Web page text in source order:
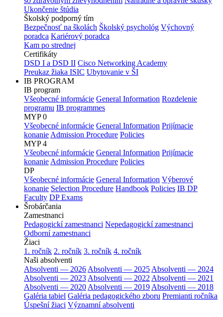
Ukončenie štúdia
Školský podporný tím
Bezpečnosť na školách Školský psychológ Výchovný
poradca Kariérový poradca
Kam po strednej
Certifikáty
DSD I a DSD II Cisco Networking Academy
Preukaz žiaka ISIC Ubytovanie v ŠI
IB PROGRAM
IB program
Všeobecné informácie General Information Rozdelenie
programu IB programmes
MYP 0
Všeobecné informácie General Information Prijímacie
konanie Admission Procedure Policies
MYP 4
Všeobecné informácie General Information Prijímacie
konanie Admission Procedure Policies
DP
Všeobecné informácie General Information Výberové
konanie Selection Procedure Handbook Policies IB DP
Faculty DP Exams
Šrobárčania
Zamestnanci
Pedagogickí zamestnanci Nepedagogickí zamestnanci
Odborní zamestnanci
Žiaci
1. ročník 2. ročník 3. ročník 4. ročník
Naši absolventi
Absolventi — 2026 Absolventi — 2025 Absolventi — 2024
Absolventi — 2023 Absolventi — 2022 Absolventi — 2021
Absolventi — 2020 Absolventi — 2019 Absolventi — 2018
Galéria tabiel Galéria pedagogického zboru Premianti ročníka
Úspešní žiaci Významní absolventi